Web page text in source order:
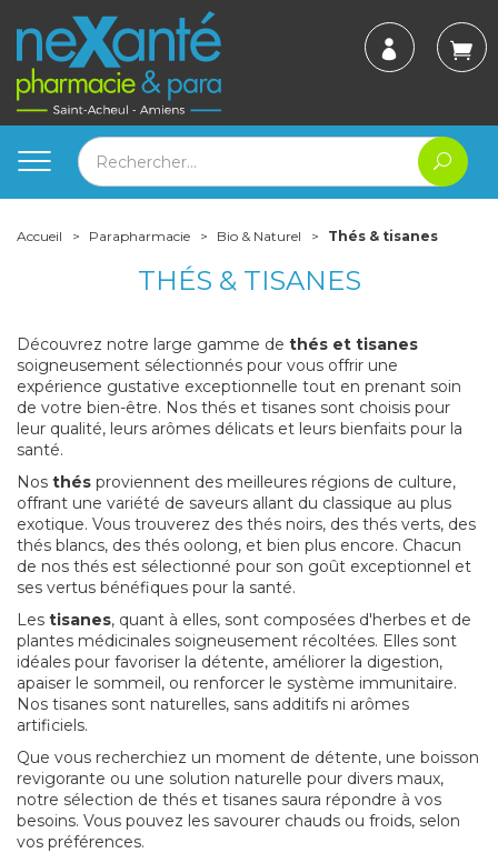
Accueil Parapharmacie Bio & Naturel Thés & tisanes
THÉS & TISANES
Découvrez notre large gamme de thés et tisanes
soigneusement sélectionnés pour vous offrir une
expérience gustative exceptionnelle tout en prenant soin
de votre bien-être. Nos thés et tisanes sont choisis pour
leur qualité, leurs arômes délicats et leurs bienfaits pour la
santé.
Nos thés proviennent des meilleures régions de culture,
offrant une variété de saveurs allant du classique au plus
exotique. Vous trouverez des thés noirs, des thés verts, des
thés blancs, des thés oolong, et bien plus encore. Chacun
de nos thés est sélectionné pour son goût exceptionnel et
ses vertus bénéfiques pour la santé.
Les tisanes, quant à elles, sont composées d'herbes et de
plantes médicinales soigneusement récoltées. Elles sont
idéales pour favoriser la détente, améliorer la digestion,
apaiser le sommeil, ou renforcer le système immunitaire.
Nos tisanes sont naturelles, sans additifs ni arômes
artificiels.
Que vous recherchiez un moment de détente, une boisson
revigorante ou une solution naturelle pour divers maux,
notre sélection de thés et tisanes saura répondre à vos
besoins. Vous pouvez les savourer chauds ou froids, selon
vos préférences.